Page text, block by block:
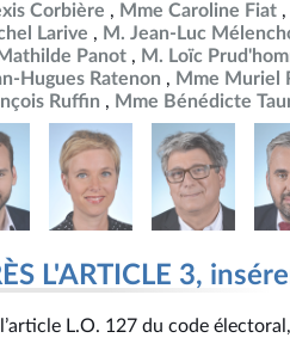
Corbière
Mme Caroline Fiat
Larive
M. Jean-Luc
Panot
M. Loïc
Hugues Ratenon
Mme Muriel
Ruffin
Mme Bénédicte
L'ARTICLE 3,
L.O. 127 du code